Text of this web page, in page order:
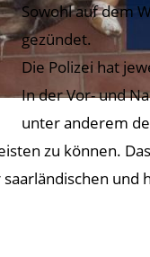
Sowohl auf dem
gezündet.
Die Polizei hat
In der Vor- und
unter anderem
zu können.